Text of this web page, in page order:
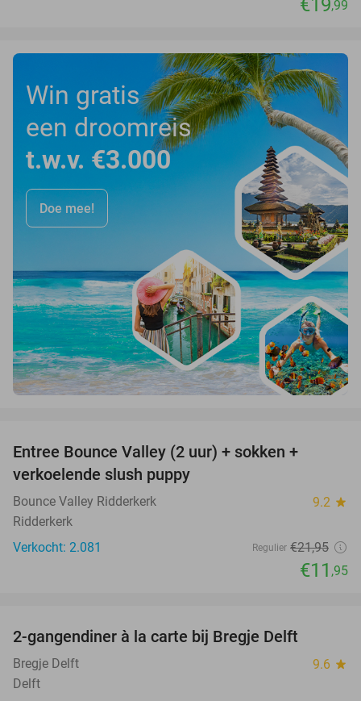
€19,99
Win gratis
een droomreis
t.w.v. €3.000
Doe mee!
Entree Bounce Valley (2 uur) + sokken +
verkoelende slush puppy
Bounce Valley Ridderkerk 9.2 star
Ridderkerk
Verkocht: 2.081
Regulier €21,95
€11 ,95
2-gangendiner à la carte bij Bregje Delft
Bregje Delft 9.6 star
Delft